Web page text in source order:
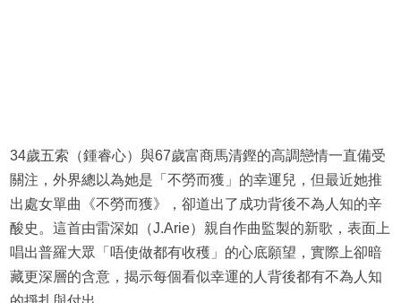
34歲五索（鍾睿心）與67歲富商馬清鏗的高調戀情一直備受
關注，外界總以為她是「不勞而獲」的幸運兒，但最近她推
出處女單曲《不勞而獲》，卻道出了成功背後不為人知的辛
酸史。這首由雷深如（J.Arie）親自作曲監製的新歌，表面上
唱出普羅大眾「唔使做都有收穫」的心底願望，實際上卻暗
藏更深層的含意，揭示每個看似幸運的人背後都有不為人知